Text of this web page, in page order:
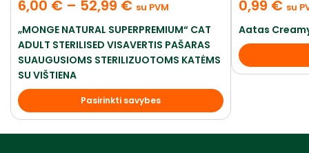
6,00 € – 52,99 € su PVM
„MONGE NATURAL SUPERPREMIUM“ CAT
ADULT STERILISED VISAVERTIS PAŠARAS
SUAUGUSIOMS STERILIZUOTOMS KATĖMS
SU VIŠTIENA
Pasirinkti savybes
0,99 € su
Aatas